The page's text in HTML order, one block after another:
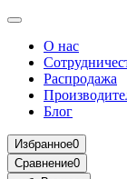
О нас
Распродажа
Блог
Избранное0
Сравнение0